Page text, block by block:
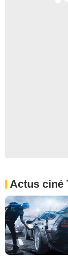
Actus ciné